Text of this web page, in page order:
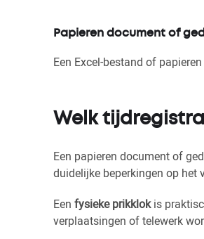
Papieren document of
Een Excel-bestand of
Welk
Een papieren document of
duidelijke beperkingen op het
Een fysieke prikklokis
verplaatsingen of telewerk